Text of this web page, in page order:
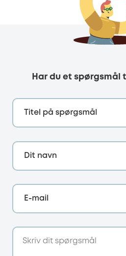
Har du et spørgsmål
Titel på spørgsmål
Dit navn
E-mail